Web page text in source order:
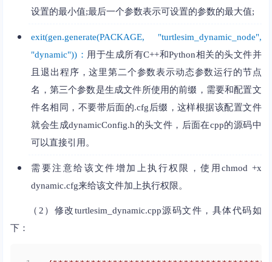
设置的最小值;最后一个参数表示可设置的参数的最大值;
exit(gen.generate(PACKAGE, "turtlesim_dynamic_node",
"dynamic"))： 用于生成所有C++和Python相关的头文件并
且退出程序，这里第二个参数表示动态参数运行的节点
名，第三个参数是生成文件所使用的前缀，需要和配置文
件名相同，不要带后面的.cfg后缀，这样根据该配置文件
就会生成dynamicConfig.h的头文件，后面在cpp的源码中
可以直接引用。
需要注意给该文件增加上执行权限，使用chmod +x
dynamic.cfg来给该文件加上执行权限。
（2）修改turtlesim_dynamic.cpp源码文件，具体代码如
下：